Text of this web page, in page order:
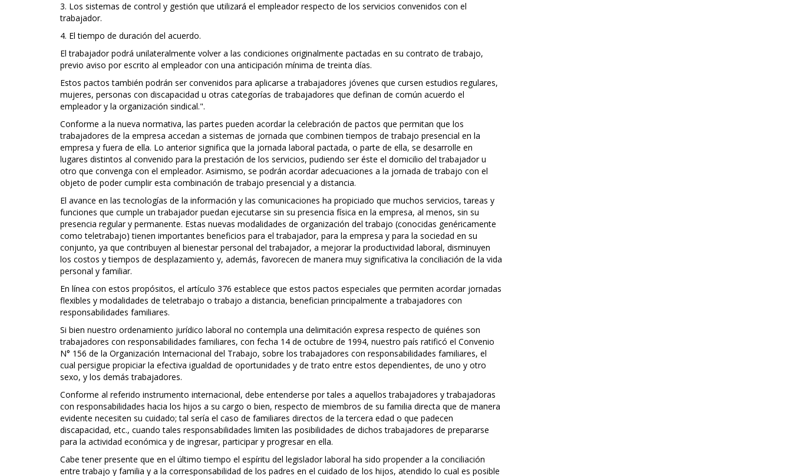
3. Los sistemas de control y gestión que utilizará el empleador respecto de los servicios convenidos con el
trabajador.
4. El tiempo de duración del acuerdo.
El trabajador podrá unilateralmente volver a las condiciones originalmente pactadas en su contrato de trabajo,
previo aviso por escrito al empleador con una anticipación mínima de treinta días.
Estos pactos también podrán ser convenidos para aplicarse a trabajadores jóvenes que cursen estudios regulares,
mujeres, personas con discapacidad u otras categorías de trabajadores que definan de común acuerdo el
empleador y la organización sindical.".
Conforme a la nueva normativa, las partes pueden acordar la celebración de pactos que permitan que los
trabajadores de la empresa accedan a sistemas de jornada que combinen tiempos de trabajo presencial en la
empresa y fuera de ella. Lo anterior significa que la jornada laboral pactada, o parte de ella, se desarrolle en
lugares distintos al convenido para la prestación de los servicios, pudiendo ser éste el domicilio del trabajador u
otro que convenga con el empleador. Asimismo, se podrán acordar adecuaciones a la jornada de trabajo con el
objeto de poder cumplir esta combinación de trabajo presencial y a distancia.
El avance en las tecnologías de la información y las comunicaciones ha propiciado que muchos servicios, tareas y
funciones que cumple un trabajador puedan ejecutarse sin su presencia física en la empresa, al menos, sin su
presencia regular y permanente. Estas nuevas modalidades de organización del trabajo (conocidas genéricamente
como teletrabajo) tienen importantes beneficios para el trabajador, para la empresa y para la sociedad en su
conjunto, ya que contribuyen al bienestar personal del trabajador, a mejorar la productividad laboral, disminuyen
los costos y tiempos de desplazamiento y, además, favorecen de manera muy significativa la conciliación de la vida
personal y familiar.
En línea con estos propósitos, el artículo 376 establece que estos pactos especiales que permiten acordar jornadas
flexibles y modalidades de teletrabajo o trabajo a distancia, benefician principalmente a trabajadores con
responsabilidades familiares.
Si bien nuestro ordenamiento jurídico laboral no contempla una delimitación expresa respecto de quiénes son
trabajadores con responsabilidades familiares, con fecha 14 de octubre de 1994, nuestro país ratificó el Convenio
N° 156 de la Organización Internacional del Trabajo, sobre los trabajadores con responsabilidades familiares, el
cual persigue propiciar la efectiva igualdad de oportunidades y de trato entre estos dependientes, de uno y otro
sexo, y los demás trabajadores.
Conforme al referido instrumento internacional, debe entenderse por tales a aquellos trabajadores y trabajadoras
con responsabilidades hacia los hijos a su cargo o bien, respecto de miembros de su familia directa que de manera
evidente necesiten su cuidado; tal sería el caso de familiares directos de la tercera edad o que padecen
discapacidad, etc., cuando tales responsabilidades limiten las posibilidades de dichos trabajadores de prepararse
para la actividad económica y de ingresar, participar y progresar en ella.
Cabe tener presente que en el último tiempo el espíritu del legislador laboral ha sido propender a la conciliación
entre trabajo y familia y a la corresponsabilidad de los padres en el cuidado de los hijos, atendido lo cual es posible